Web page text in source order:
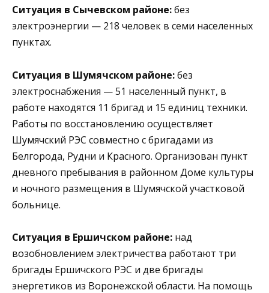
Ситуация в Сычевском районе:без
электроэнергии — 218 человек в семи населенных
пунктах.
Ситуация в Шумячском районе:без
электроснабжения — 51 населенный пункт, в
работе находятся 11 бригад и 15 единиц техники.
Работы по восстановлению осуществляет
Шумячский РЭС совместно с бригадами из
Белгорода, Рудни и Красного. Организован пункт
дневного пребывания в районном Доме культуры
и ночного размещения в Шумячской участковой
больнице.
Ситуация в Ершичском районе: над
возобновлением электричества работают три
бригады Ершичского РЭС и две бригады
энергетиков из Воронежской области. На помощь